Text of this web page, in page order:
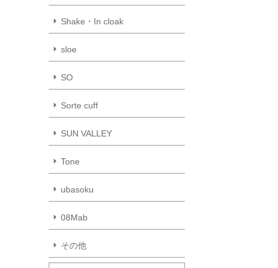
Shake・In cloak
sloe
SO
Sorte cuff
SUN VALLEY
Tone
ubasoku
08Mab
その他